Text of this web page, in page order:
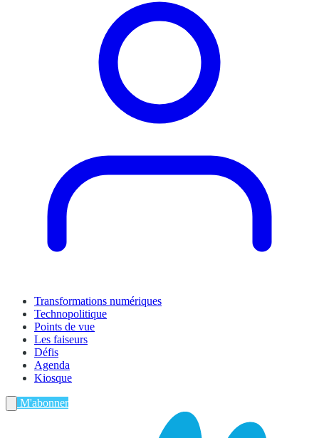
Transformations numériques
Technopolitique
Points de vue
Les faiseurs
Défis
Agenda
Kiosque
M'abonner